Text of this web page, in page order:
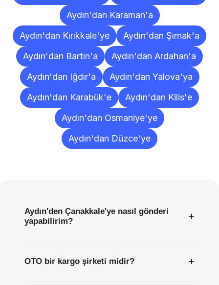
Aydın'dan Karaman'a
Aydın'dan Kırıkkale'ye
Aydın'dan Şırnak'a
Aydın'dan Bartın'a
Aydın'dan Ardahan'a
Aydın'dan Iğdır'a
Aydın'dan Yalova'ya
Aydın'dan Karabük'e
Aydın'dan Kilis'e
Aydın'dan Osmaniye'ye
Aydın'dan Düzce'ye
Aydın'den Çanakkale'ye nasıl gönderi
yapabilirim?
+
OTO bir kargo şirketi midir? +